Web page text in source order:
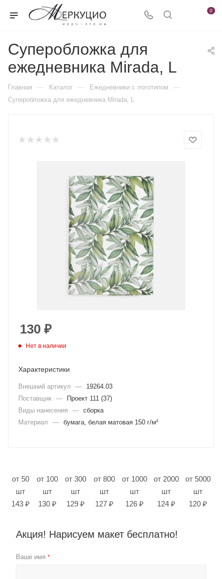
0
Суперобложка для
ежедневника Mirada, L
Главная — Каталог — Ежедневники c логотипом —
Суперобложка для ежедневника Mirada, L
130 ₽
Нет в наличии
Характеристики
Внешний артикул —
19264.03
Поставщик —
Проект 111 (37)
Виды нанесения
— сборка
Материал
— бумага, белая матовая 150 г/м²
от 50
шт
143 ₽
от 100
шт
130 ₽
от 300
шт
129 ₽
от 800
шт
127 ₽
от 1000
шт
126 ₽
от 2000
шт
124 ₽
от 5000
шт
120 ₽
Акция! Нарисуем макет бесплатно!
Ваше имя *